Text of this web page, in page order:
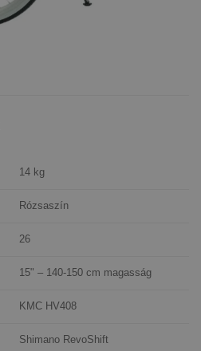
14 kg
Rózsaszín
26
15" – 140-150 cm magasság
KMC HV408
Shimano RevoShift